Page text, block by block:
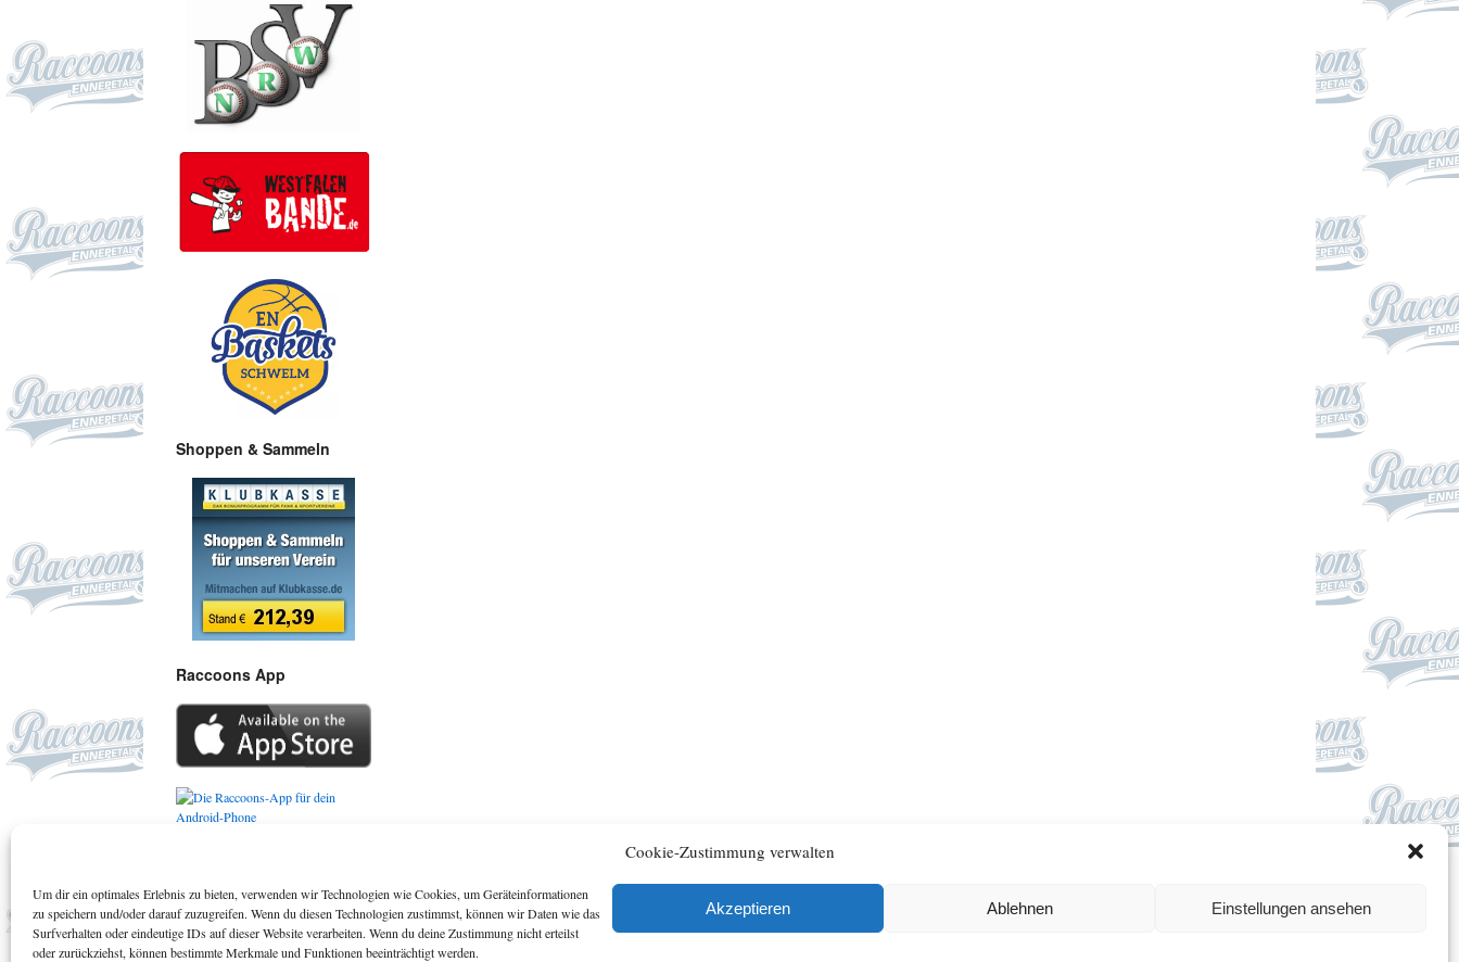
Cookie-Zustimmung verwalten
Um dir ein optimales Erlebnis zu bieten, verwenden wir Technologien wie Cookies, um Geräteinformationen
zu speichern und/oder darauf zuzugreifen. Wenn du diesen Technologien zustimmst, können wir Daten wie das
Surfverhalten oder eindeutige IDs auf dieser Website verarbeiten. Wenn du deine Zustimmung nicht erteilst
oder zurückziehst, können bestimmte Merkmale und Funktionen beeinträchtigt werden.
Akzeptieren Ablehnen Einstellungen ansehen
Shoppen & Sammeln
Raccoons App
Suchen Archiv Artikel
Impressum